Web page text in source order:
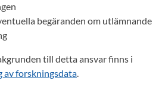
begäranden om utlämnande
till detta ansvar finns i
av forskningsdata.